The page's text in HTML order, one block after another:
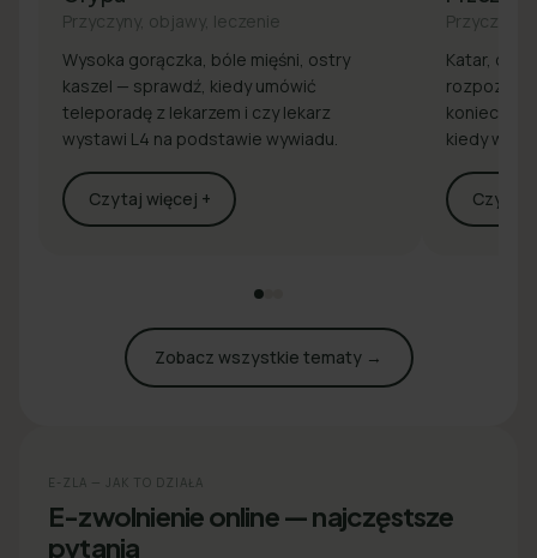
Przyczyny, objawy, leczenie
Wysoka gorączka, bóle mięśni, ostry
kaszel — sprawdź, kiedy umówić
teleporadę z lekarzem i czy lekarz
wystawi L4 na podstawie wywiadu.
Czytaj więcej +
Przyczyny,
Katar,
rozpoznaj
konieczna
kiedy
Czytaj
Zobacz wszystkie tematy →
E-ZLA — JAK TO DZIAŁA
E-zwolnienie online — najczęstsze
pytania